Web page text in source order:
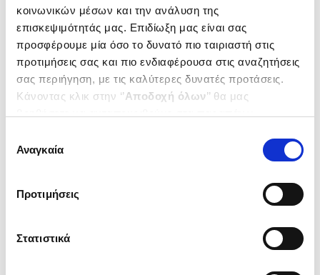
κοινωνικών μέσων και την ανάλυση της
επισκεψιμότητάς μας. Επιδίωξη μας είναι σας
προσφέρουμε μία όσο το δυνατό πιο ταιριαστή στις
προτιμήσεις σας και πιο ενδιαφέρουσα στις αναζητήσεις
σας περιήγηση, με τις καλύτερες δυνατές προτάσεις.
Κάνοντας κλικ στην ‘’Αποδοχή όλων’’ θα μας
ενδιαφέρουν και να επιλέξετε από τα παρακάτω με την
΄΄και να ενημερωθείτε σχετικά με
συγκατάθεσης
Αναγκαία
Προτιμήσεις
Στατιστικά